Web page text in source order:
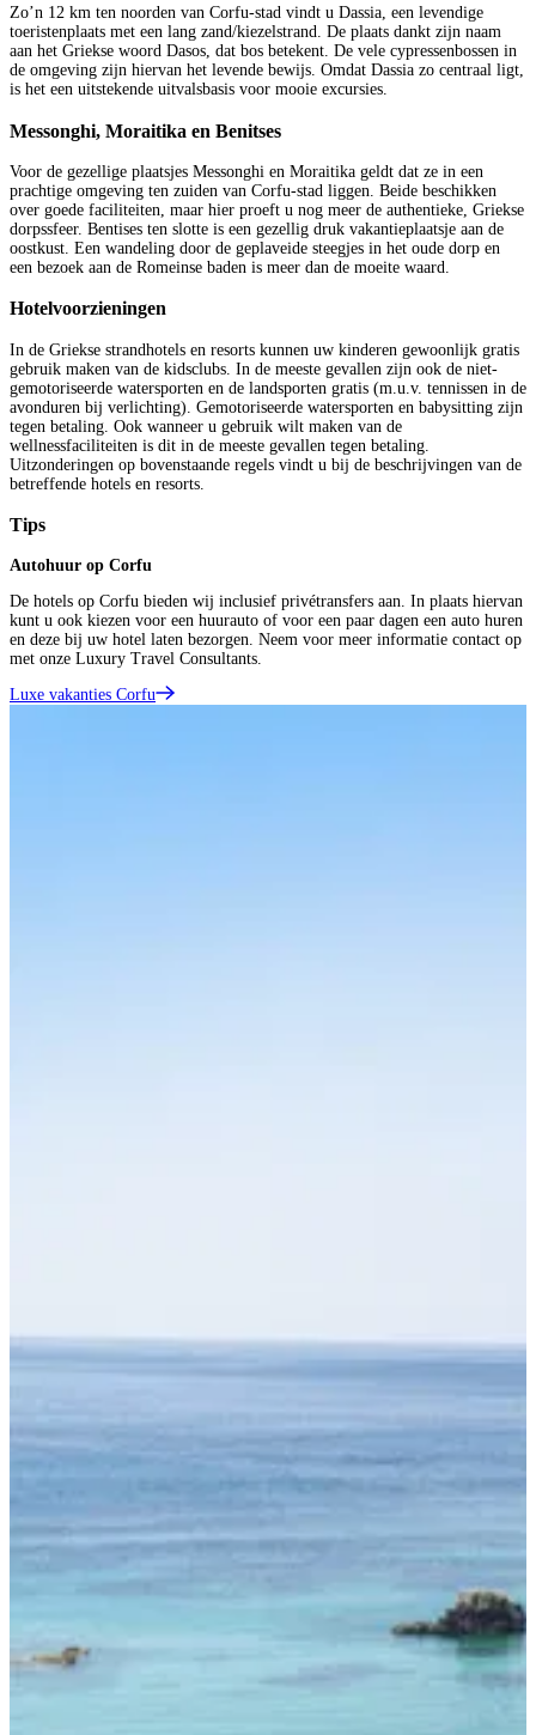
Zo’n 12 km ten noorden van Corfu-stad vindt u Dassia, een levendige
toeristenplaats met een lang zand/kiezelstrand. De plaats dankt zijn naam
aan het Griekse woord Dasos, dat bos betekent. De vele cypressenbossen in
de omgeving zijn hiervan het levende bewijs. Omdat Dassia zo centraal ligt,
is het een uitstekende uitvalsbasis voor mooie excursies.
Messonghi, Moraitika en Benitses
Voor de gezellige plaatsjes Messonghi en Moraitika geldt dat ze in een
prachtige omgeving ten zuiden van Corfu-stad liggen. Beide beschikken
over goede faciliteiten, maar hier proeft u nog meer de authentieke, Griekse
dorpssfeer. Bentises ten slotte is een gezellig druk vakantieplaatsje aan de
oostkust. Een wandeling door de geplaveide steegjes in het oude dorp en
een bezoek aan de Romeinse baden is meer dan de moeite waard.
Hotelvoorzieningen
In de Griekse strandhotels en resorts kunnen uw kinderen gewoonlijk gratis
gebruik maken van de kidsclubs. In de meeste gevallen zijn ook de niet-
gemotoriseerde watersporten en de landsporten gratis (m.u.v. tennissen in de
avonduren bij verlichting). Gemotoriseerde watersporten en babysitting zijn
tegen betaling. Ook wanneer u gebruik wilt maken van de
wellnessfaciliteiten is dit in de meeste gevallen tegen betaling.
Uitzonderingen op bovenstaande regels vindt u bij de beschrijvingen van de
betreffende hotels en resorts.
Tips
Autohuur op Corfu
De hotels op Corfu bieden wij inclusief privétransfers aan. In plaats hiervan
kunt u ook kiezen voor een huurauto of voor een paar dagen een auto huren
en deze bij uw hotel laten bezorgen. Neem voor meer informatie contact op
met onze Luxury Travel Consultants.
Luxe vakanties Corfu